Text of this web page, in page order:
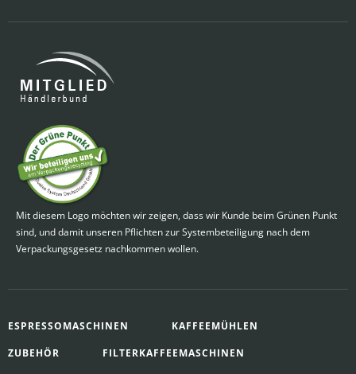
Mit diesem Logo möchten wir zeigen, dass wir Kunde beim Grünen Punkt
sind, und damit unseren Pflichten zur Systembeteiligung nach dem
Verpackungsgesetz nachkommen wollen.
ESPRESSOMASCHINEN
KAFFEEMÜHLEN
ZUBEHÖR
FILTERKAFFEEMASCHINEN